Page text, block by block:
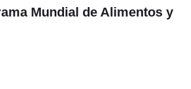
Mundial de Alimentos y